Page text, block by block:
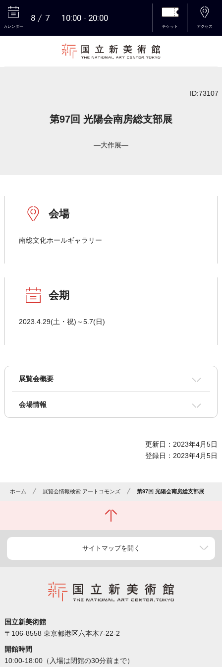
カレンダー
8 7 10:00 20:00
チケット アクセス
ID:73107
第97回 光陽会南房総支部展
―大作展―
会場
南総文化ホールギャラリー
会期
2023.4.29(土・祝)～5.7(日)
展覧会概要
会場情報
更新日：2023年4月5日
登録日：2023年4月5日
ホーム 展覧会情報検索 アートコモンズ 第97回 光陽会南房総支部展
サイトマップを開く
国立新美術館
〒106-8558 東京都港区六本木7-22-2
開館時間
10:00-18:00（入場は閉館の30分前まで）